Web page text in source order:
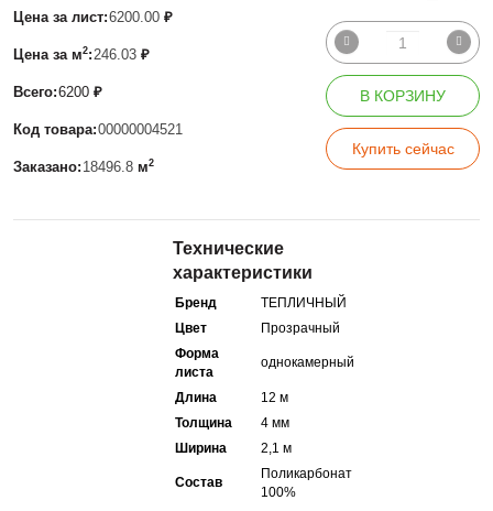
Цена за лист:6200.00 ₽
Цена за м2: 246.03 ₽
Всего:6200 ₽
Код товара:00000004521
Заказано: 18496.8 м2
В КОРЗИНУ
Купить сейчас
Технические
характеристики
Бренд
ТЕПЛИЧНЫЙ
Цвет
Прозрачный
Форма
листа
однокамерный
Длина
12 м
Толщина
4 мм
Ширина
2,1 м
Состав
Поликарбонат
100%